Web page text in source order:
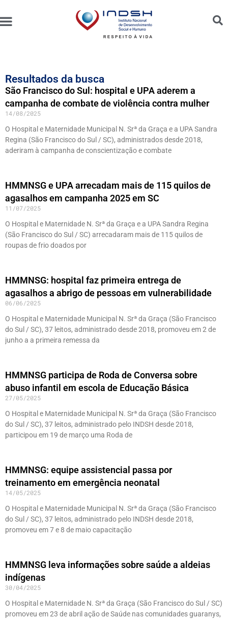
Resultados da busca
São Francisco do Sul: hospital e UPA aderem a
campanha de combate de violência contra mulher
14/08/2025
O Hospital e Maternidade Municipal N. Srª da Graça e a UPA Sandra
Regina (São Francisco do Sul / SC), administrados desde 2018,
aderiram à campanha de conscientização e combate
HMMNSG e UPA arrecadam mais de 115 quilos de
agasalhos em campanha 2025 em SC
11/07/2025
O Hospital e Maternidade N. Srª da Graça e a UPA Sandra Regina
(São Francisco do Sul / SC) arrecadaram mais de 115 quilos de
roupas de frio doados por
HMMNSG: hospital faz primeira entrega de
agasalhos a abrigo de pessoas em vulnerabilidade
06/06/2025
O Hospital e Maternidade Municipal N. Srª da Graça (São Francisco
do Sul / SC), 37 leitos, administrado desde 2018, promoveu em 2 de
junho a a primeira remessa da
HMMNSG participa de Roda de Conversa sobre
abuso infantil em escola de Educação Básica
27/05/2025
O Hospital e Maternidade Municipal N. Srª da Graça (São Francisco
do Sul / SC), 37 leitos, administrado pelo INDSH desde 2018,
participou em 19 de março uma Roda de
HMMNSG: equipe assistencial passa por
treinamento em emergência neonatal
14/05/2025
O Hospital e Maternidade Municipal N. Srª da Graça (São Francisco
do Sul / SC), 37 leitos, administrado pelo INDSH desde 2018,
promoveu em 7 e 8 de maio capacitação
HMMNSG leva informações sobre saúde a aldeias
indígenas
30/04/2025
O Hospital e Maternidade N. Srª da Graça (São Francisco do Sul / SC)
promoveu em 23 de abril ação de Saúde nas comunidades guaranys,